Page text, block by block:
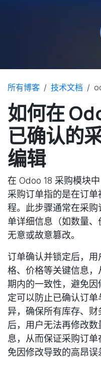
所有博客 技术文档
如何在
已确认的
编辑
在 Odoo 18 采购模块
采购订单指的是在订
程。此步骤通常在采
单详细信息（如数量
无意或故意篡改。
订单确认并锁定后，
格、价格等关键信息
期内的一致性，避免
定可以防止已确认订
异，确保所有库存、
后，用户无法再修改
息，从而保证采购订
免因修改导致的高昂误